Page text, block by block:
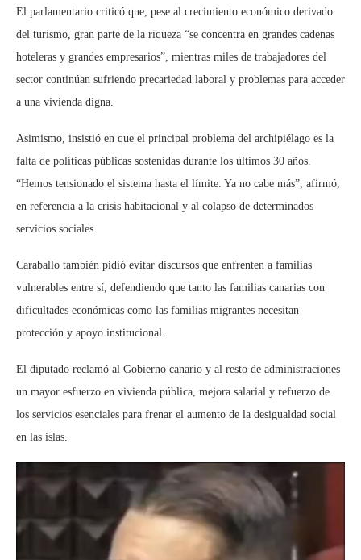
El parlamentario criticó que, pese al crecimiento económico derivado
del turismo, gran parte de la riqueza “se concentra en grandes cadenas
hoteleras y grandes empresarios”, mientras miles de trabajadores del
sector continúan sufriendo precariedad laboral y problemas para acceder
a una vivienda digna.
Asimismo, insistió en que el principal problema del archipiélago es la
falta de políticas públicas sostenidas durante los últimos 30 años.
“Hemos tensionado el sistema hasta el límite. Ya no cabe más”, afirmó,
en referencia a la crisis habitacional y al colapso de determinados
servicios sociales.
Caraballo también pidió evitar discursos que enfrenten a familias
vulnerables entre sí, defendiendo que tanto las familias canarias con
dificultades económicas como las familias migrantes necesitan
protección y apoyo institucional.
El diputado reclamó al Gobierno canario y al resto de administraciones
un mayor esfuerzo en vivienda pública, mejora salarial y refuerzo de
los servicios esenciales para frenar el aumento de la desigualdad social
en las islas.
de
vídeo